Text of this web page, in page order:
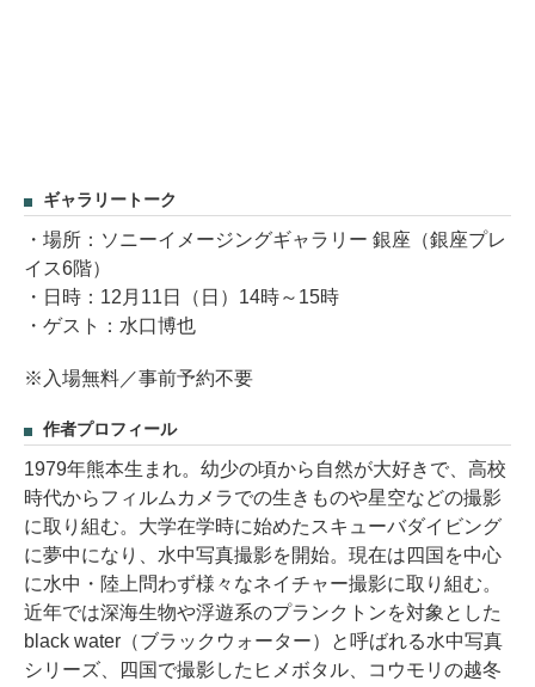
ギャラリートーク
・場所：ソニーイメージングギャラリー 銀座（銀座プレ
イス6階）
・日時：12月11日（日）14時～15時
・ゲスト：水口博也
※入場無料／事前予約不要
作者プロフィール
1979年熊本生まれ。幼少の頃から自然が大好きで、高校
時代からフィルムカメラでの生きものや星空などの撮影
に取り組む。大学在学時に始めたスキューバダイビング
に夢中になり、水中写真撮影を開始。現在は四国を中心
に水中・陸上問わず様々なネイチャー撮影に取り組む。
近年では深海生物や浮遊系のプランクトンを対象とした
black water（ブラックウォーター）と呼ばれる水中写真
シリーズ、四国で撮影したヒメボタル、コウモリの越冬